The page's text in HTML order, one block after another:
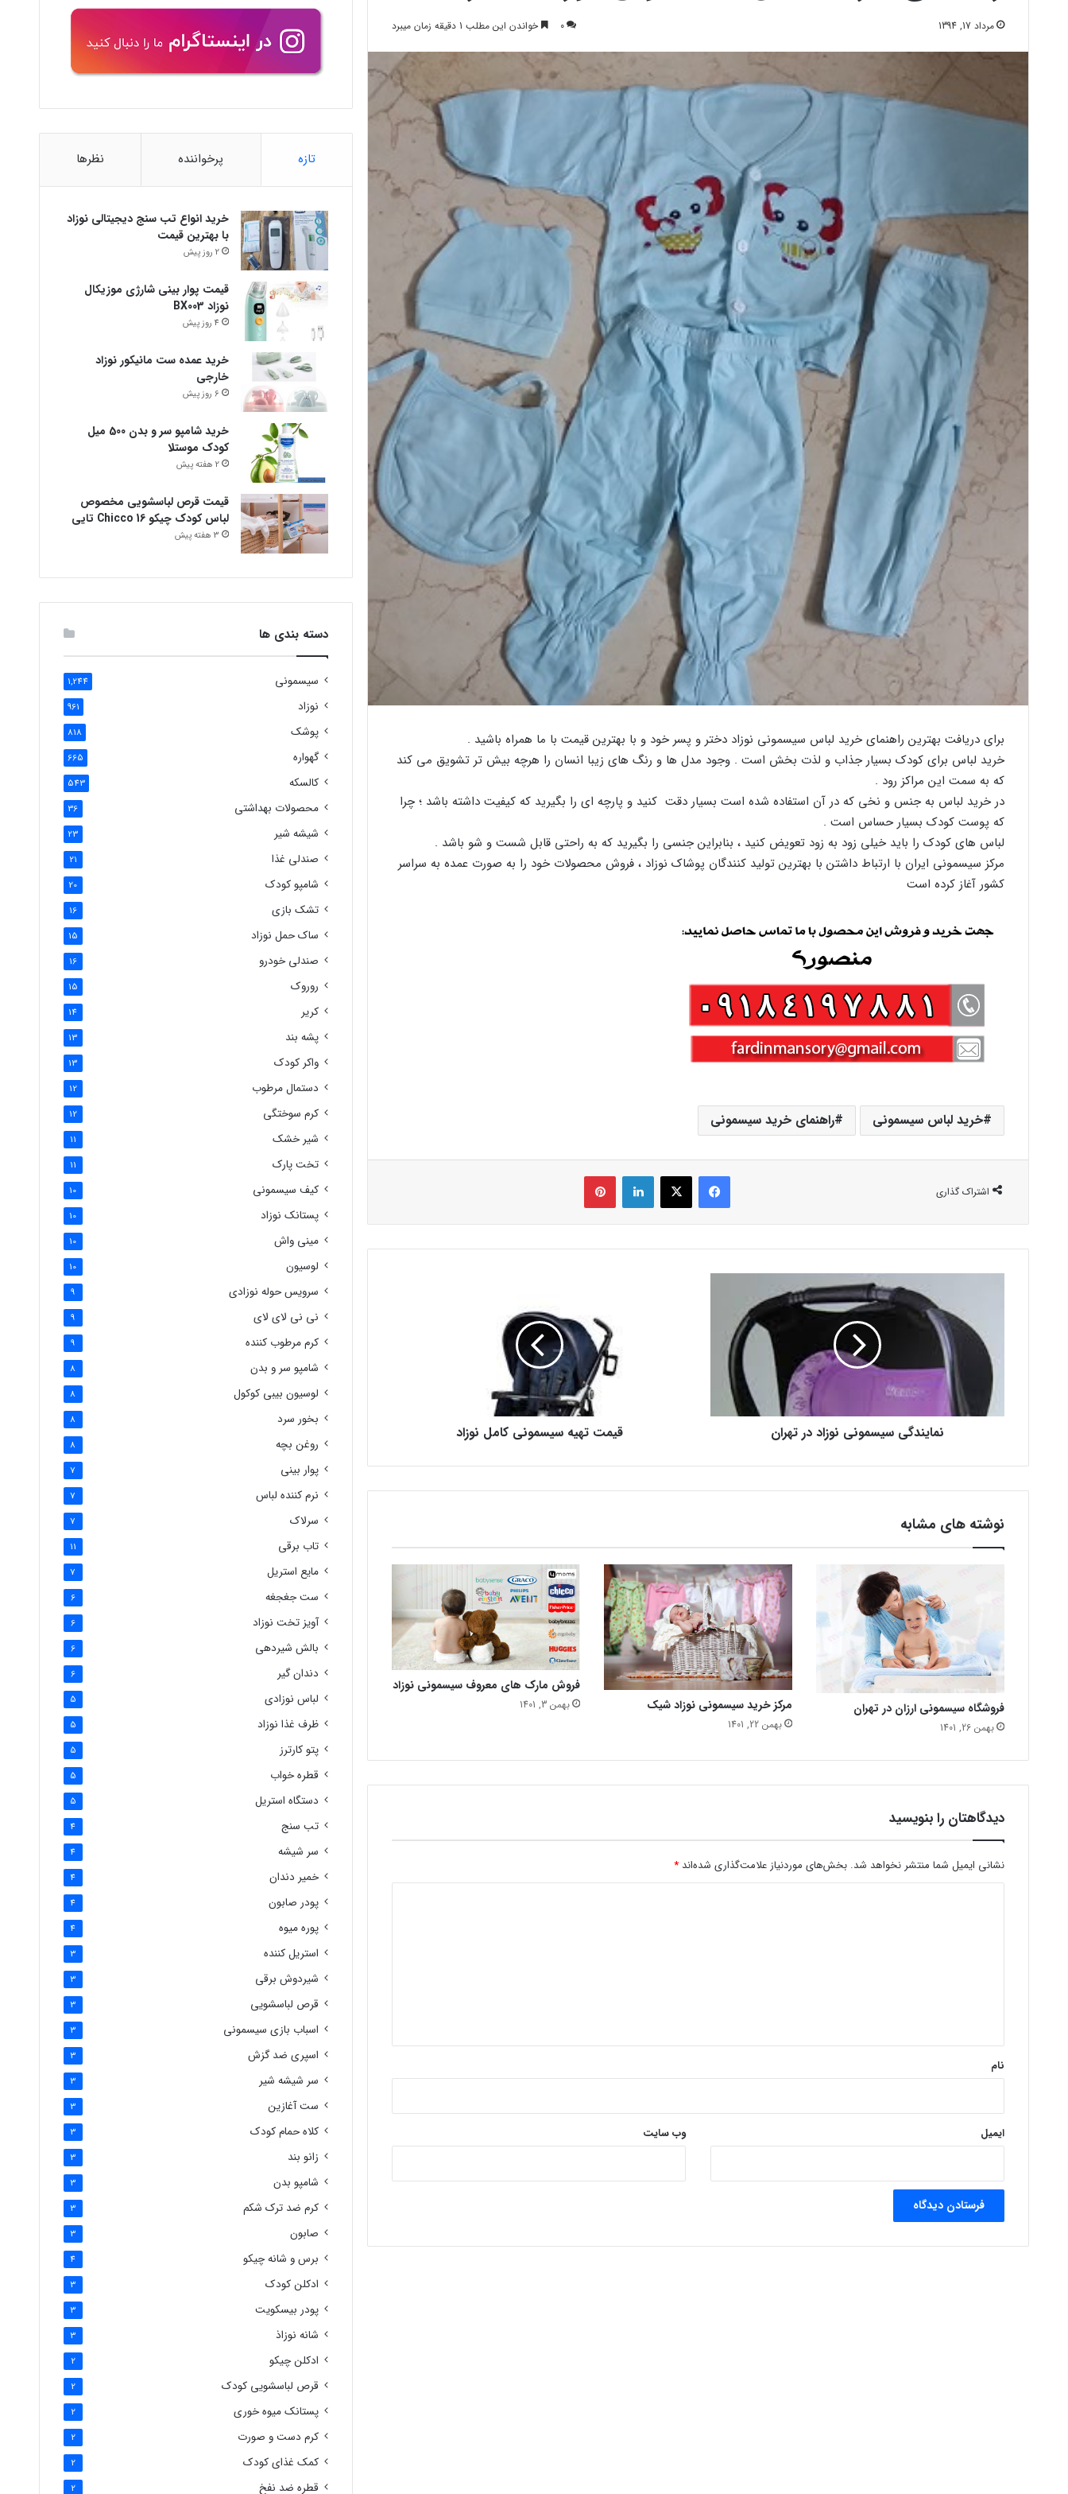
مرداد 17, 1394 0 خواندن این مطلب 1 دقیقه زمان میبرد
برای دریافت بهترین راهنمای خرید لباس سیسمونی نوزاد دختر و پسر خود و با بهترین قیمت با ما همراه باشید .
خرید لباس برای کودک بسیار جذاب و لذت بخش است . وجود مدل ها و رنگ های زیبا انسان را هرچه بیش تر تشویق می کند
که به سمت این مراکز رود .
در خرید لباس به جنس و نخی که در آن استفاده شده است بسیار دقت کنید و پارچه ای را بگیرید که کیفیت داشته باشد ؛ چرا
که پوست کودک بسیار حساس است .
لباس های کودک را باید خیلی زود به زود تعویض کنید ، بنابراین جنسی را بگیرید که به راحتی قابل شست و شو باشد .
مرکز سیسمونی ایران با ارتباط داشتن با بهترین تولید کنندگان پوشاک نوزاد ، فروش محصولات خود را به صورت عمده به سراسر
کشور آغاز کرده است
خرید لباس سیسمونی راهنمای خرید سیسمونی
اشتراک گذاری
فیس بوک X لینکدین ‫پین‌ترست
نمایندگی سیسمونی نوزاد در تهران قیمت تهیه سیسمونی کامل نوزاد
نوشته های مشابه
فروشگاه سیسمونی ارزان در تهران
بهمن 26, 1401
مرکز خرید سیسمونی نوزاد شیک
بهمن 22, 1401
فروش مارک های معروف سیسمونی نوزاد
بهمن 3, 1401
دیدگاهتان را بنویسید
نشانی ایمیل شما منتشر نخواهد شد. بخش‌های موردنیاز علامت‌گذاری شده‌اند *
نام
ایمیل وب‌ سایت
تازه پرخواننده نظرها
خرید انواع تب سنج دیجیتالی نوزاد
با بهترین قیمت
2 روز پیش
قیمت پوار بینی شارژی موزیکال
نوزاد BX003
4 روز پیش
خرید عمده ست مانیکور نوزاد
خارجی
6 روز پیش
خرید شامپو سر و بدن 500 میل
کودک موستلا
2 هفته پیش
قیمت قرص لباسشویی مخصوص
لباس کودک چیکو Chicco 16 تایی
3 هفته پیش
دسته بندی ها
سیسمونی 1,244
نوزاد 961
پوشک 818
گهواره 665
کالسکه 543
محصولات بهداشتی 36
شیشه شیر 23
صندلی غذا 21
شامپو کودک 20
تشک بازی 16
ساک حمل نوزاد 15
صندلی خودرو 16
روروک 15
کریر 14
پشه بند 13
واکر کودک 13
دستمال مرطوب 12
کرم سوختگی 12
شیر خشک 11
تخت پارک 11
کیف سیسمونی 10
پستانک نوزاد 10
مینی واش 10
لوسیون 10
سرویس حوله نوزادی 9
نی نی لای لای 9
کرم مرطوب کننده 9
شامپو سر و بدن 8
لوسیون بیبی کوکول 8
بخور سرد 8
روغن بچه 8
پوار بینی 7
نرم کننده لباس 7
سرلاک 7
تاب برقی 11
مایع استریل 7
ست جغجغه 6
آویز تخت نوزاد 6
بالش شیردهی 6
دندان گیر 6
لباس نوزادی 5
ظرف غذا نوزاد 5
پتو کارترز 5
قطره خواب 5
دستگاه استریل 5
تب سنج 4
سر شیشه 4
خمیر دندان 4
پودر صابون 4
پوره میوه 4
استریل کننده 3
شیردوش برقی 3
قرص لباسشویی 3
اسباب بازی سیسمونی 3
اسپری ضد گزش 3
سر شیشه شیر 3
ست آغازین 3
کلاه حمام کودک 3
زانو بند 3
شامپو بدن 3
کرم ضد ترک شکم 3
صابون 3
برس و شانه چیکو 4
ادکلن کودک 3
پودر بیسکویت 3
شانه نوزاذ 3
ادکلن چیکو 2
قرص لباسشویی کودک 2
پستانک میوه خوری 2
کرم دست و صورت 2
کمک غذای کودک 2
قطره ضد نفخ 2